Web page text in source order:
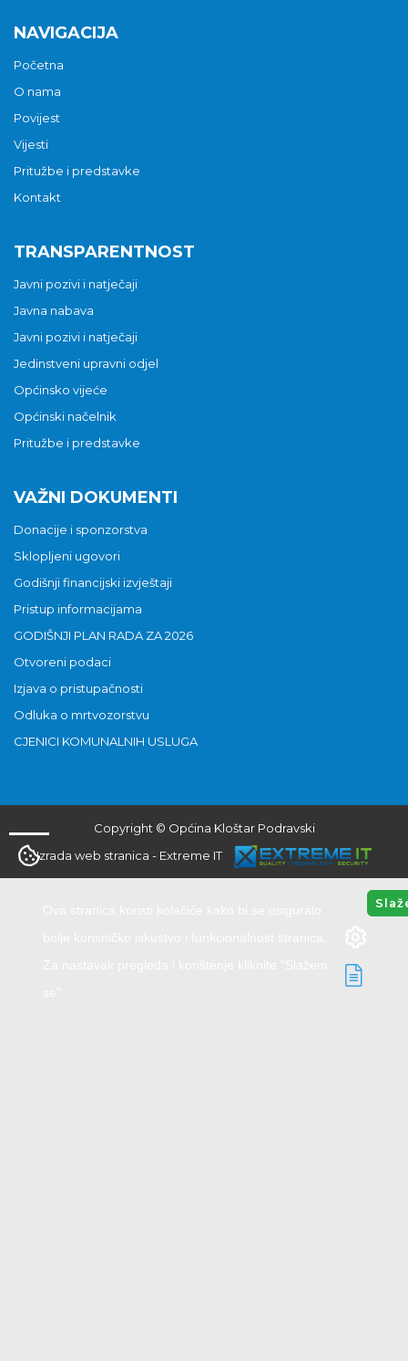
NAVIGACIJA
Početna
O nama
Povijest
Vijesti
Pritužbe i predstavke
Kontakt
TRANSPARENTNOST
Javni pozivi i natječaji
Javna nabava
Javni pozivi i natječaji
Jedinstveni upravni odjel
Općinsko vijeće
Općinski načelnik
Pritužbe i predstavke
VAŽNI DOKUMENTI
Donacije i sponzorstva
Sklopljeni ugovori
Godišnji financijski izvještaji
Pristup informacijama
GODIŠNJI PLAN RADA ZA 2026
Otvoreni podaci
Izjava o pristupačnosti
Odluka o mrtvozorstvu
CJENICI KOMUNALNIH USLUGA
Copyright © Općina Kloštar Podravski
Izrada web stranica - Extreme IT